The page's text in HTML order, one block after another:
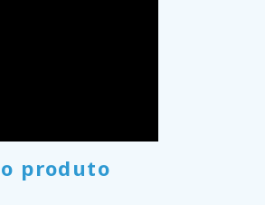
produto